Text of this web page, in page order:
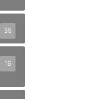
35
16